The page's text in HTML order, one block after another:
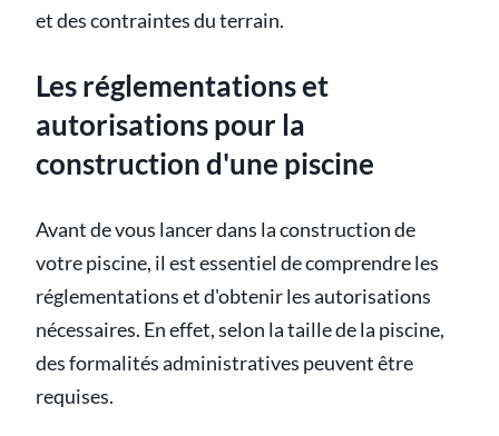
et des contraintes du terrain.
Les réglementations et
autorisations pour la
construction d'une piscine
Avant de vous lancer dans la construction de
votre piscine, il est essentiel de comprendre les
réglementations et d'obtenir les autorisations
nécessaires. En effet, selon la taille de la piscine,
des formalités administratives peuvent être
requises.